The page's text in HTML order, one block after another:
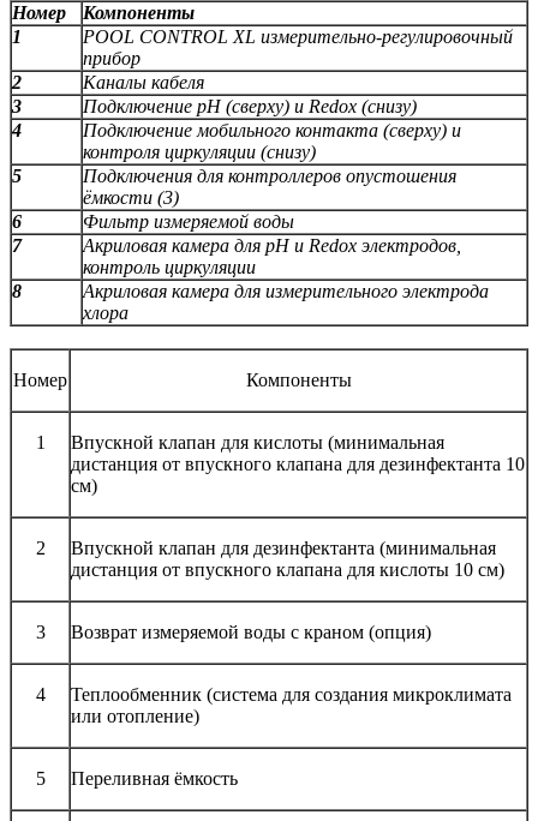
Номер
Компоненты
1
POOL CONTROL XL измерительно-регулировочный
прибор
2
Каналы кабеля
3
Подключение рН (сверху) и Redox (снизу)
4
Подключение мобильного контакта (сверху) и
контроля циркуляции (снизу)
5
Подключения для контроллеров опустошения
ёмкости (3)
6
Фильтр измеряемой воды
7
Акриловая камера для рН и Redox электродов,
контроль циркуляции
8
Акриловая камера для измерительного электрода
хлора
Номер Компоненты
1
Впускной клапан для кислоты (минимальная
дистанция от впускного клапана для дезинфектанта 10
см)
2
Впускной клапан для дезинфектанта (минимальная
дистанция от впускного клапана для кислоты 10 см)
3 Возврат измеряемой воды с краном (опция)
4
Теплообменник (система для создания микроклимата
или отопление)
5 Переливная ёмкость